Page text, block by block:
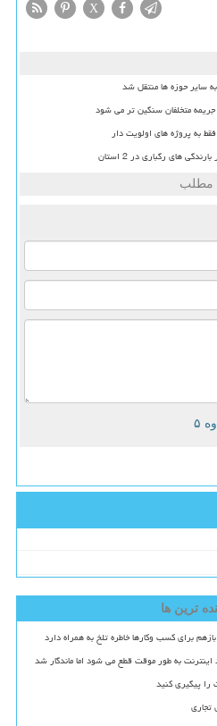
X
متخلفان سنگین تر می شود
به پروژه های اولویت دار
مطلب
ترین ها
برای کسب وکارها خاطره تلخ به همراه دارد
پیگیری کنید
تجاری